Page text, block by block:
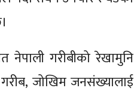
गरीबीको रेखामुनि
जोखिम जनसंख्यालाई